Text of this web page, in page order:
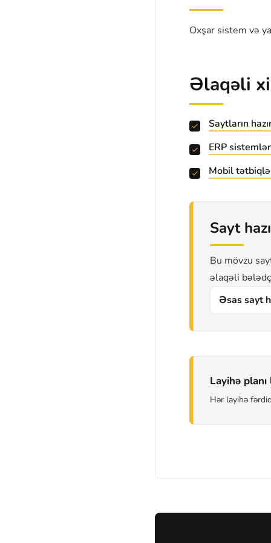
Oxşar sistem və
Əlaqəli
Saytların
ERP
Mobil
Sayt
Bu mövzu
əlaqəli
Əsas sayt
Layihə planı
Hər layihə